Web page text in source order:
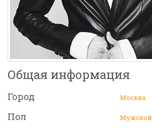
Общая информация
Город Москва
Пол Мужской